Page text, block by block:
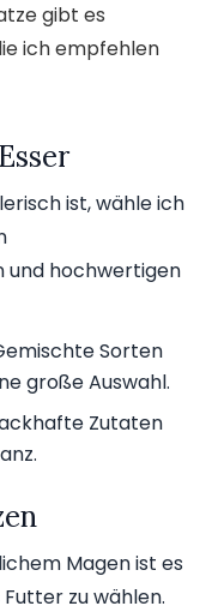
gibt es
ich empfehlen
ist, wähle ich
und hochwertigen
Sorten
große Auswahl.
Zutaten
Magen ist es
zu wählen.